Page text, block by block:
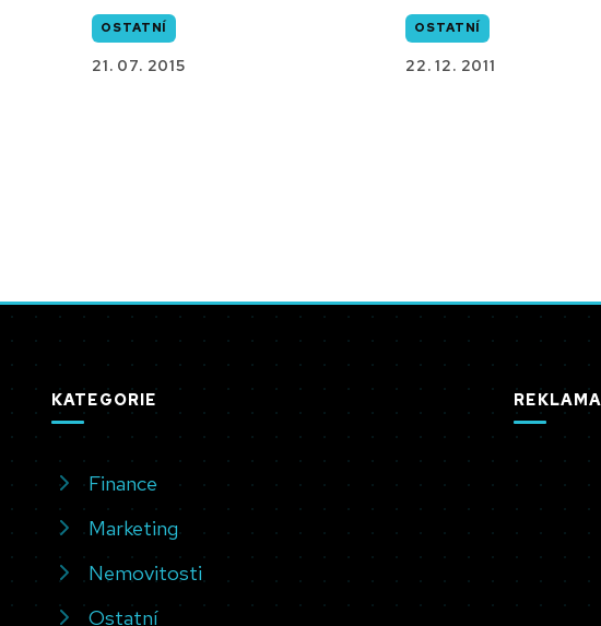
OSTATNÍ
21. 07. 2015
OSTATNÍ
22. 12. 2011
KATEGORIE
Finance
Marketing
Nemovitosti
Ostatní
REKLAMA